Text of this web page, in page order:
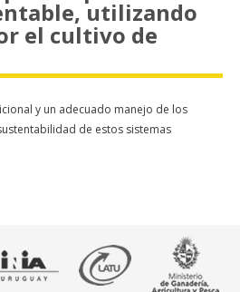
utilizando
el cultivo de
y un adecuado manejo de los
de estos sistemas